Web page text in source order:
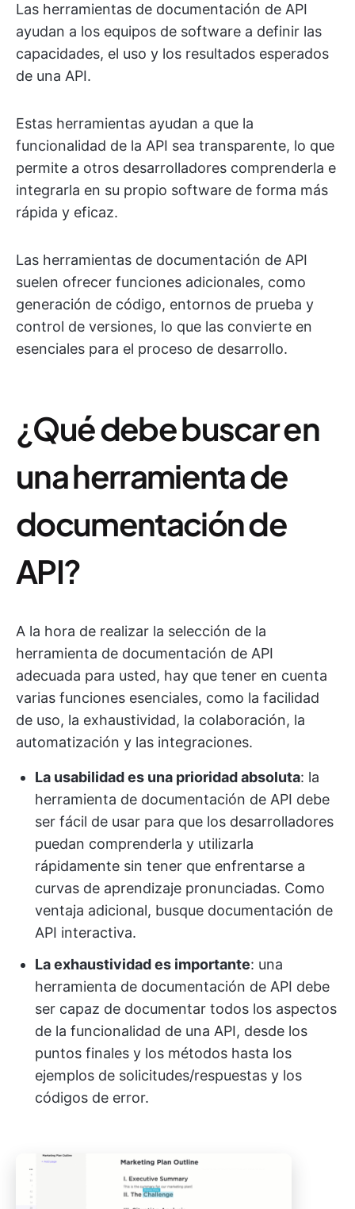
Las herramientas de documentación de API
ayudan a los equipos de software a definir las
capacidades, el uso y los resultados esperados
de una API.
Estas herramientas ayudan a que la
funcionalidad de la API sea transparente, lo que
permite a otros desarrolladores comprenderla e
integrarla en su propio software de forma más
rápida y eficaz.
Las herramientas de documentación de API
suelen ofrecer funciones adicionales, como
generación de código, entornos de prueba y
control de versiones, lo que las convierte en
esenciales para el proceso de desarrollo.
¿Qué debe buscar en
una herramienta de
documentación de
API?
A la hora de realizar la selección de la
herramienta de documentación de API
adecuada para usted, hay que tener en cuenta
varias funciones esenciales, como la facilidad
de uso, la exhaustividad, la colaboración, la
automatización y las integraciones.
La usabilidad es una prioridad absoluta: la
herramienta de documentación de API debe
ser fácil de usar para que los desarrolladores
puedan comprenderla y utilizarla
rápidamente sin tener que enfrentarse a
curvas de aprendizaje pronunciadas. Como
ventaja adicional, busque documentación de
API interactiva.
La exhaustividad es importante: una
herramienta de documentación de API debe
ser capaz de documentar todos los aspectos
de la funcionalidad de una API, desde los
puntos finales y los métodos hasta los
ejemplos de solicitudes/respuestas y los
códigos de error.